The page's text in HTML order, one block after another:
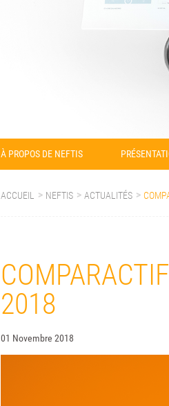
À PROPOS DE NEFTIS
ACCUEIL NEFTIS ACTUALITÉS
2018
01 Novembre 2018